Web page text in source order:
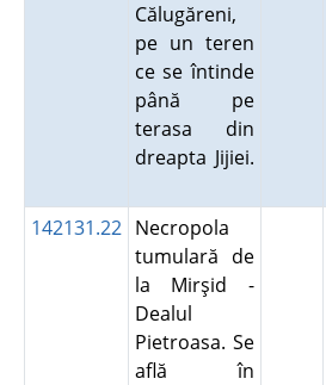
Călugăreni,
pe un teren
ce se întinde
până pe
terasa din
dreapta Jijiei.
142131.22 Necropola
tumulară de
la Mirşid -
Dealul
Pietroasa. Se
află în